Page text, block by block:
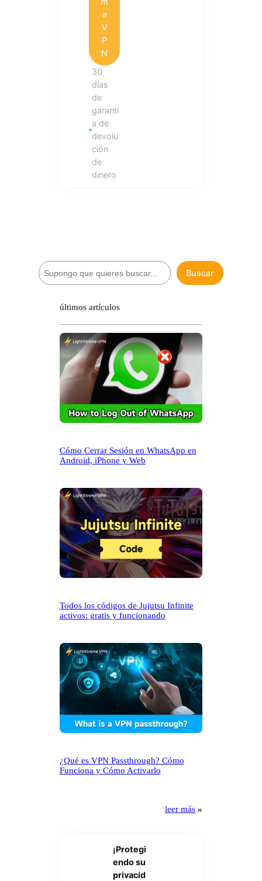
e
V
P
N
30
días
de
garantí
a de
devolu
ción
de
dinero
B
u
Buscar
últimos artículos
Cómo Cerrar Sesión en WhatsApp en
Android, iPhone y Web
Todos los códigos de Jujutsu Infinite
activos: gratis y funcionando
¿Qué es VPN Passthrough? Cómo
Funciona y Cómo Activarlo
leer más »
¡Protegi
endo su
privacid